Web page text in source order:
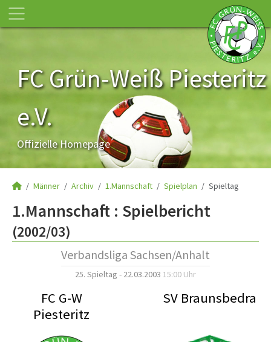
FC Grün-Weiß Piesteritz
e.V.
Offizielle Homepage
Männer Archiv 1.Mannschaft Spielplan Spieltag
1.Mannschaft : Spielbericht
(2002/03)
Verbandsliga Sachsen/Anhalt
25. Spieltag - 22.03.2003 15:00 Uhr
FC G-W
Piesteritz
SV Braunsbedra